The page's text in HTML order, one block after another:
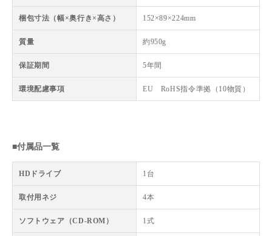
梱包寸法（幅×奥行き×高さ） 152×89×224mm
質量 約950g
保証期間 5年間
環境配慮事項 EU RoHS指令準拠（10物質）
■付属品一覧
HDドライブ 1台
取付用ネジ 4本
ソフトウェア（CD-ROM） 1式